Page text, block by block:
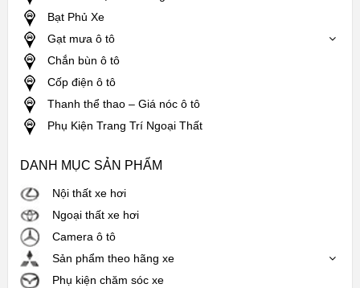
Bạt Phủ Xe
Gạt mưa ô tô
Chắn bùn ô tô
Cốp điện ô tô
Thanh thể thao – Giá nóc ô tô
Phụ Kiện Trang Trí Ngoại Thất
DANH MỤC SẢN PHẨM
Nội thất xe hơi
Ngoại thất xe hơi
Camera ô tô
Sản phẩm theo hãng xe
Phụ kiện chăm sóc xe